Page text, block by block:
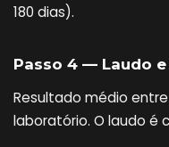
180 dias).
Passo 4 — Laudo
Resultado médio entre
laboratório. O laudo é